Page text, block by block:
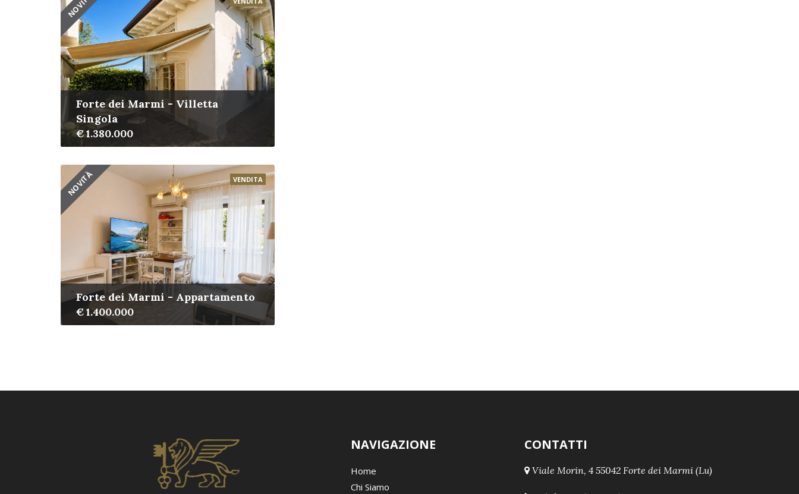
Forte dei Marmi - Villetta
Singola
€ 1.380.000
NOVITÀ VENDITA
Forte dei Marmi - Appartamento
€ 1.400.000
NAVIGAZIONE
Home
Chi Siamo
CONTATTI
Viale Morin, 4 55042 Forte dei Marmi (Lu)